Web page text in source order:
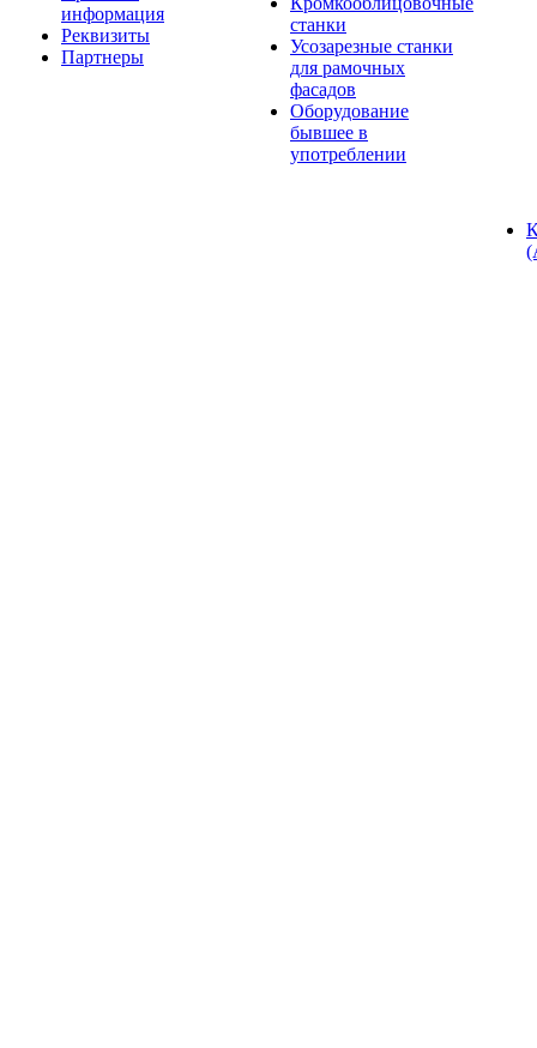
информация
Реквизиты
Партнеры
станки
Усозарезные станки
для рамочных
фасадов
Оборудование
бывшее в
употреблении